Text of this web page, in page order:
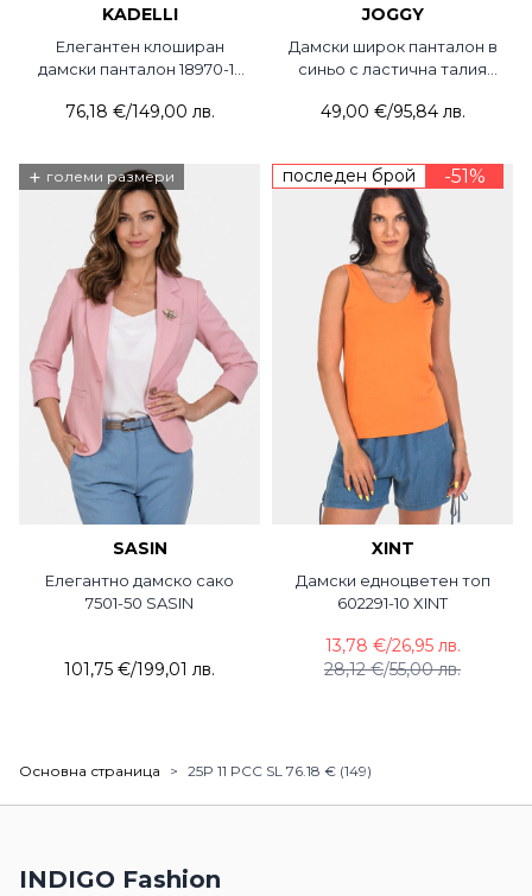
KADELLI
Елегантен клоширан
дамски панталон 18970-17
76,18 €/149,00 лв.
JOGGY
Дамски широк панталон в
синьо с ластична талия
49,00 €/95,84 лв.
+ големи размери
SASIN
Елегантно дамско сако
7501-50 SASIN
101,75 €/199,01 лв.
последен брой -51%
XINT
Дамски едноцветен топ
602291-10 XINT
28,12 €/55,00 лв.
13,78 €/26,95 лв.
Основна страница > 25P 11 PCC SL 76.18 € (149)
INDIGO Fashion